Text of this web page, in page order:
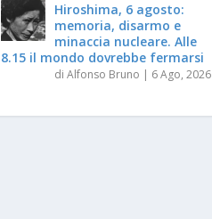
Hiroshima, 6 agosto:
memoria, disarmo e
minaccia nucleare. Alle
8.15 il mondo dovrebbe fermarsi
di Alfonso Bruno | 6 Ago, 2026